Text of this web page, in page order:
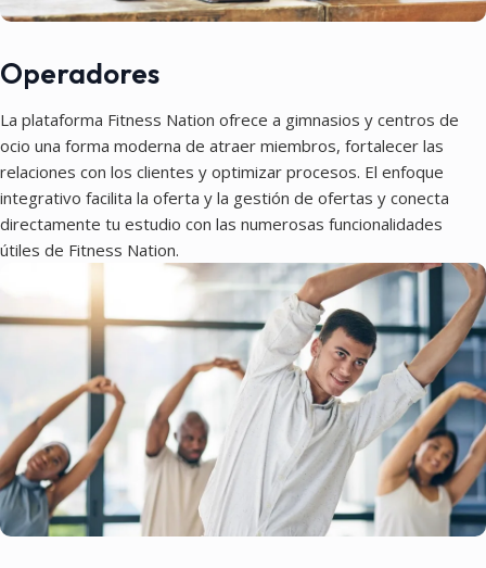
Operadores
La plataforma Fitness Nation ofrece a gimnasios y centros de
ocio una forma moderna de atraer miembros, fortalecer las
relaciones con los clientes y optimizar procesos. El enfoque
integrativo facilita la oferta y la gestión de ofertas y conecta
directamente tu estudio con las numerosas funcionalidades
útiles de Fitness Nation.